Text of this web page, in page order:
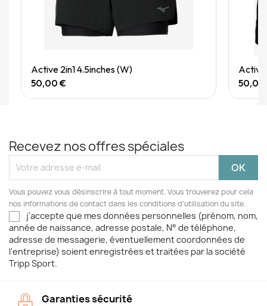
Quick View
Active 2in1 4.5inches (W)
50,00 €
Active
50,00
Recevez nos offres spéciales
Vous pouvez vous désinscrire à tout moment. Vous trouverez pour cela
nos informations de contact dans les conditions d'utilisation du site.
j'accepte que mes données personnelles (prénom, nom,
année de naissance, adresse postale, N° de téléphone,
adresse de messagerie, éventuellement coordonnées de
l'entreprise) soient enregistrées et traitées par la société
Tripp Sport.
Garanties sécurité